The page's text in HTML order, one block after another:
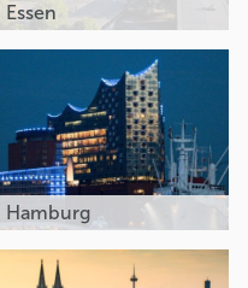
Essen
Hamburg